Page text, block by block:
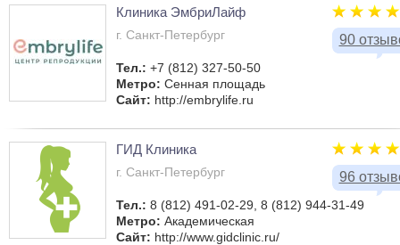
90
Клиника ЭмбриЛайф
г. Санкт-Петербург
Тел.: +7 (812) 327-50-50
Метро: Сенная площадь
Сайт: http://embrylife.ru
96
ГИД Клиника
г. Санкт-Петербург
Тел.: 8 (812) 491-02-29, 8 (812) 944-31-49
Метро: Академическая
Сайт: http://www.gidclinic.ru/